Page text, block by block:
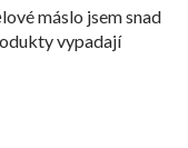
máslo jsem snad
vypadají